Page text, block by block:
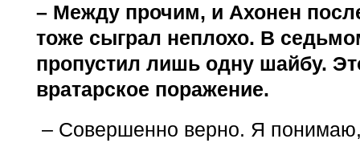
– Между прочим, и Ахонен
тоже сыграл неплохо. В
пропустил лишь одну шайбу.
вратарское поражение.
– Совершенно верно. Я